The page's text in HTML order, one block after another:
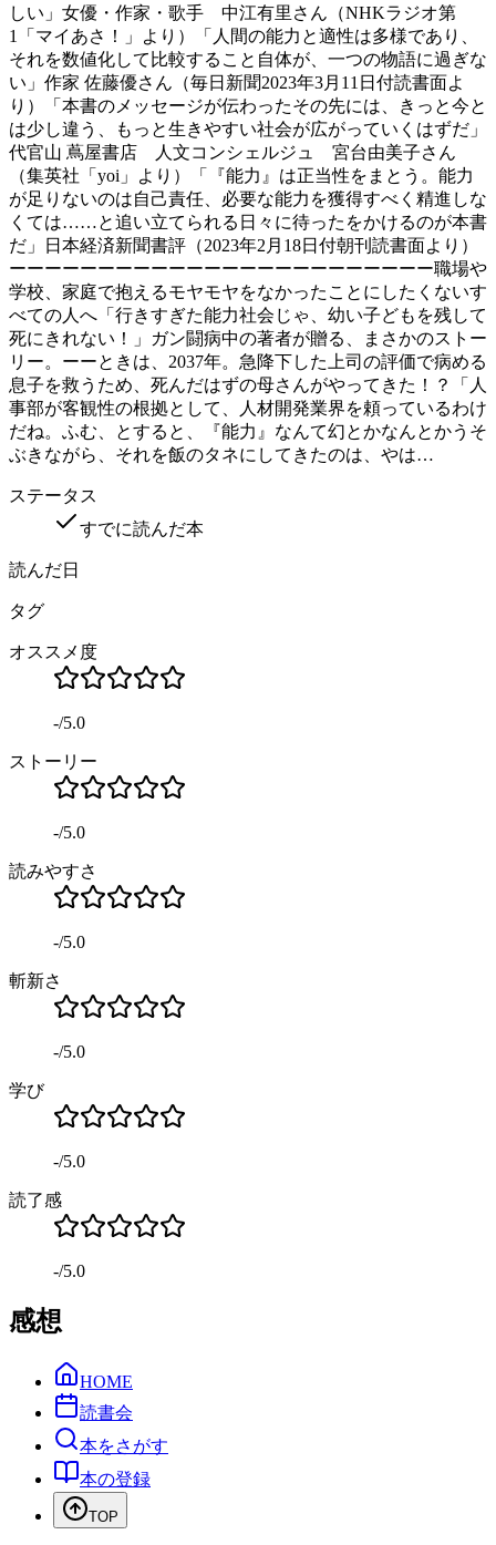
しい」女優・作家・歌手 中江有里さん（NHKラジオ第
1「マイあさ！」より）「人間の能力と適性は多様であり、
それを数値化して比較すること自体が、一つの物語に過ぎな
い」作家 佐藤優さん（毎日新聞2023年3月11日付読書面よ
り）「本書のメッセージが伝わったその先には、きっと今と
は少し違う、もっと生きやすい社会が広がっていくはずだ」
代官山 蔦屋書店 人文コンシェルジュ 宮台由美子さん
（集英社「yoi」より）「『能力』は正当性をまとう。能力
が足りないのは自己責任、必要な能力を獲得すべく精進しな
くては……と追い立てられる日々に待ったをかけるのが本書
だ」日本経済新聞書評（2023年2月18日付朝刊読書面より）
ーーーーーーーーーーーーーーーーーーーーーーーー職場や
学校、家庭で抱えるモヤモヤをなかったことにしたくないす
べての人へ「行きすぎた能力社会じゃ、幼い子どもを残して
死にきれない！」ガン闘病中の著者が贈る、まさかのストー
リー。ーーときは、2037年。急降下した上司の評価で病める
息子を救うため、死んだはずの母さんがやってきた！？「人
事部が客観性の根拠として、人材開発業界を頼っているわけ
だね。ふむ、とすると、『能力』なんて幻とかなんとかうそ
ぶきながら、それを飯のタネにしてきたのは、やは…
ステータス
すでに読んだ本
読んだ日
タグ
オススメ度
-/5.0
ストーリー
-/5.0
読みやすさ
-/5.0
斬新さ
-/5.0
学び
-/5.0
読了感
-/5.0
感想
HOME
読書会
本をさがす
本の登録
TOP